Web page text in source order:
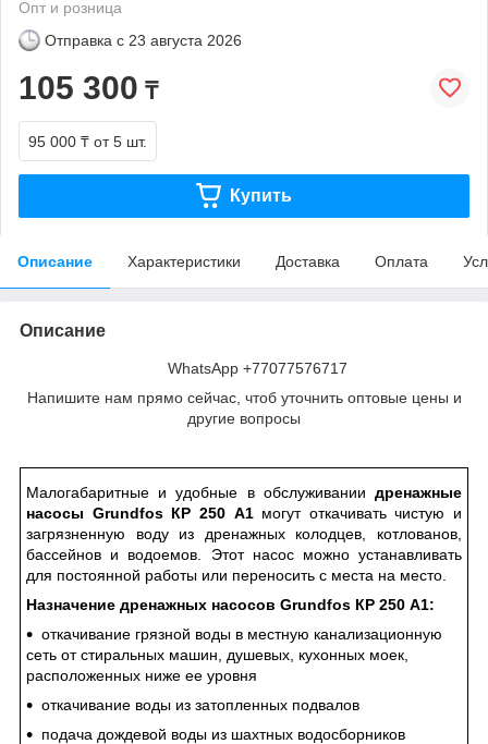
Опт и розница
Отправка с 23 августа 2026
105 300 ₸
95 000 ₸ от 5 шт.
Купить
Описание Характеристики Доставка Оплата
Описание
WhatsApp +77077576717
Напишите нам прямо сейчас, чтоб уточнить оптовые цены и
другие вопросы
Малогабаритные и удобные в обслуживании дренажные
насосы Grundfos КР 250 A1могут откачивать чистую и
загрязненную воду из дренажных колодцев, котлованов,
бассейнов и водоемов. Этот насос можно устанавливать
для постоянной работы или переносить с места на место.
Назначение дренажных насосов Grundfos КР 250 A1:
откачивание грязной воды в местную канализационную
сеть от стиральных машин, душевых, кухонных моек,
расположенных ниже ее уровня
откачивание воды из затопленных подвалов
подача дождевой воды из шахтных водосборников